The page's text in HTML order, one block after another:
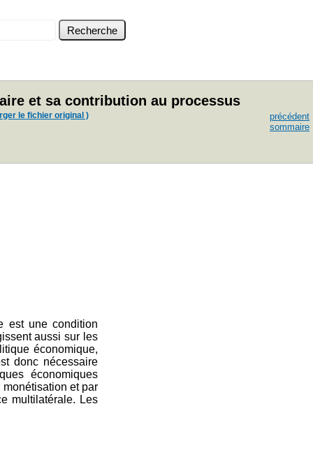
et sa contribution au processus
le fichier original )
précédent
sommaire
est une condition
aussi sur les
économique,
donc nécessaire
économiques
et par
multilatérale. Les